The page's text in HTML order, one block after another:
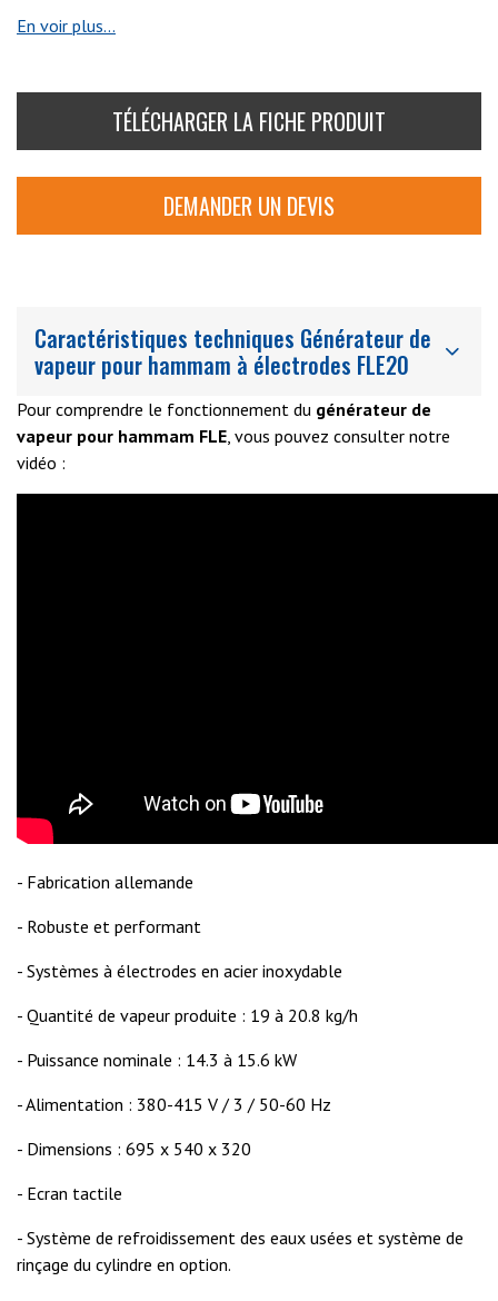
FLE20 lui permet d’être à la
foisperformant
En voir plus...
TÉLÉCHARGER LA FICHE PRODUIT
DEMANDER UN DEVIS
Caractéristiques techniques Générateur de
vapeur pour hammam à électrodes FLE20
Pour comprendre le fonctionnement du générateur de
vapeur pour hammam FLE, vous pouvez consulter notre
vidéo :
- Fabrication allemande
- Robuste et performant
- Systèmes à électrodes en acier inoxydable
- Quantité de vapeur produite : 19 à 20.8 kg/h
- Puissance nominale : 14.3 à 15.6 kW
- Alimentation : 380-415 V / 3 / 50-60 Hz
- Dimensions : 695 x 540 x 320
- Ecran tactile
- Système de refroidissement des eaux usées et système de
rinçage du cylindre en option.